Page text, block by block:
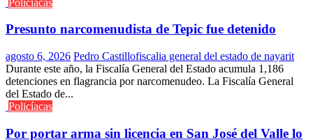
Presunto narcomenudista de Tepic fue detenido
agosto 6, 2026 Pedro Castillofiscalia general del estado de nayarit
Durante este año, la Fiscalía General del Estado acumula 1,186
detenciones en flagrancia por narcomenudeo. La Fiscalía General
del Estado de...
Policíacas
Por portar arma sin licencia en San José del Valle lo